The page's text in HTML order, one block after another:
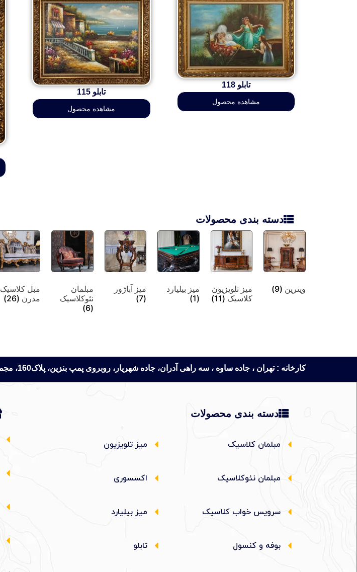
تابلو 118
مشاهده محصول
تابلو 115
مشاهده محصول
دسته بندی محصولات
ویترین (9)
میز تلویزیون
کلاسیک (11)
میز بیلیارد
(1)
میز آباژور
(7)
مبلمان
نئوکلاسیک
(6)
مبل کلاسیک
مدرن (26)
کارخانه : تهران ، جاده ساوه ، سه راهی آدران، جاده شهریار، روبروی پمپ بنزین، پلاک160، مجموعه مبل سلما
دسته بندی محصولات
مبلمان کلاسیک
مبلمان نئوکلاسیک
سرویس خواب کلاسیک
بوفه و کنسول
میز تلویزیون
اکسسوری
میز بیلیارد
تابلو